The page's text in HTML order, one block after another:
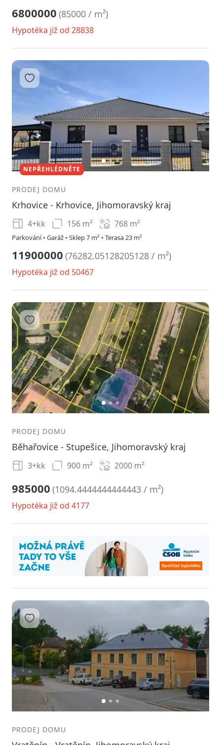
6800000 (85000 / m²)
Hypotéka již od 28838
12 3
Přidat do oblíbených
NEPŘEHLÉDNĚTE
PRODEJ DOMU
Krhovice - Krhovice, Jihomoravský kraj
4+kk 156 m² 768 m²
Parkování • Garáž • Sklep 7 m² • Terasa 23 m²
11900000 (76282.05128205128 / m²)
Hypotéka již od 50467
12 3
Přidat do oblíbených
PRODEJ DOMU
Běhařovice - Stupešice, Jihomoravský kraj
3+kk 900 m² 2000 m²
985000 (1094.4444444444443 / m²)
Hypotéka již od 4177
12 3
Přidat do oblíbených
PRODEJ DOMU